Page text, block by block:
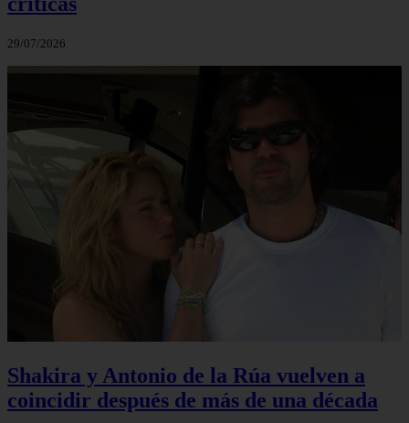
29/07/2026
Shakira y Antonio de la Rúa vuelven a
coincidir después de más de una década